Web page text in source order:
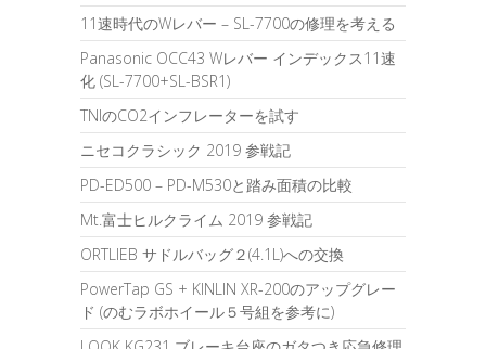
11速時代のWレバー – SL-7700の修理を考える
Panasonic OCC43 Wレバー インデックス11速
化 (SL-7700+SL-BSR1)
TNIのCO2インフレーターを試す
ニセコクラシック 2019 参戦記
PD-ED500 – PD-M530と踏み面積の比較
Mt.富士ヒルクライム 2019 参戦記
ORTLIEB サドルバッグ２(4.1L)への交換
PowerTap GS + KINLIN XR-200のアップグレー
ド (のむラボホイール５号組を参考に)